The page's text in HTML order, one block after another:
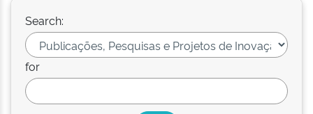
Search:
for